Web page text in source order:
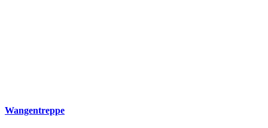
Wangentreppe